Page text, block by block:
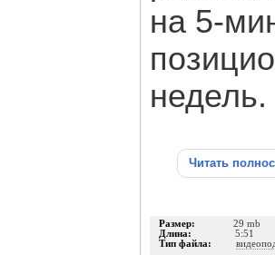
на 5-
недель.
Читать
Размер: 29 mb
Длина: 5:51
Тип файла: